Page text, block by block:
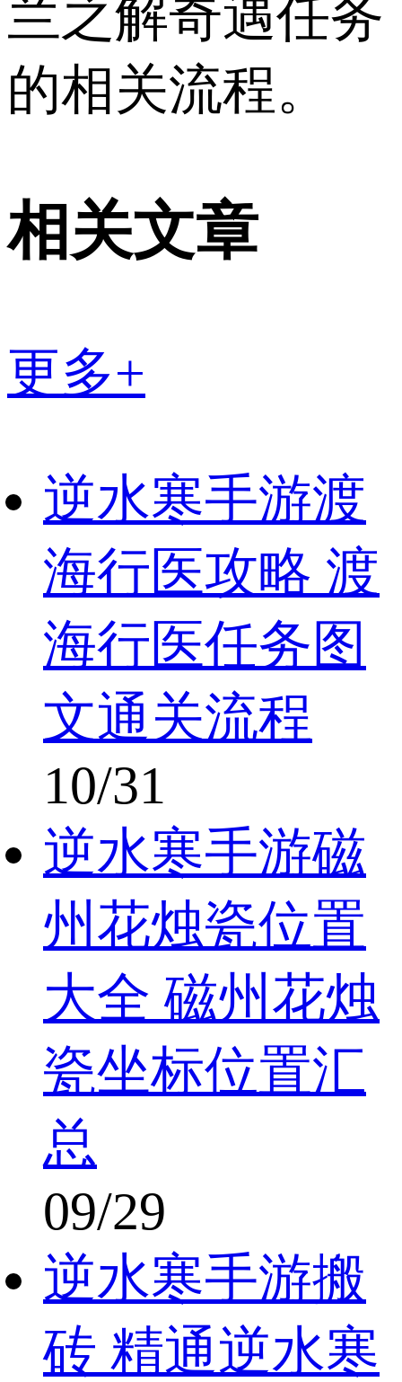
兰之解奇遇任务
的相关流程。
相关文章
更多+
逆水寒手游渡
海行医攻略 渡
海行医任务图
文通关流程
10/31
逆水寒手游磁
州花烛瓷位置
大全 磁州花烛
瓷坐标位置汇
总
09/29
逆水寒手游搬
砖 精通逆水寒